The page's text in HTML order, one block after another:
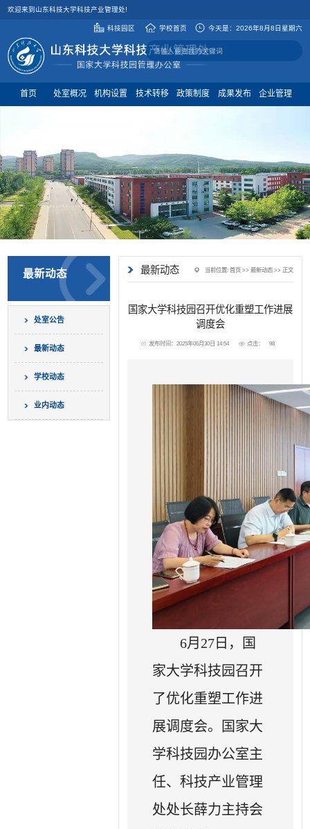
欢迎来到山东科技大学科技产业管理处!
科技园区 学校首页 今天是： 2026年8月8日星期六
首页 处室概况 机构设置 技术转移 政策制度 成果发布 企业管理
最新动态
处室公告
最新动态
学校动态
业内动态
最新动态 当前位置: 首页>> 最新动态>> 正文
国家大学科技园召开优化重塑工作进展
调度会
发布时间：2025年06月30日 14:54 点击： 98
6月27日，国
家大学科技园召开
了优化重塑工作进
展调度会。国家大
学科技园办公室主
任、科技产业管理
处处长薛力主持会